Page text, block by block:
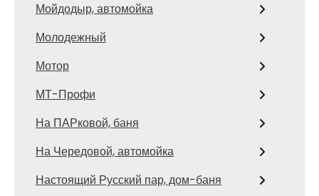
Мойдодыр, автомойка
Молодежный
Мотор
МТ-Профи
На ПАРковой, баня
На Чередовой, автомойка
Настоящий Русский пар, дом-баня